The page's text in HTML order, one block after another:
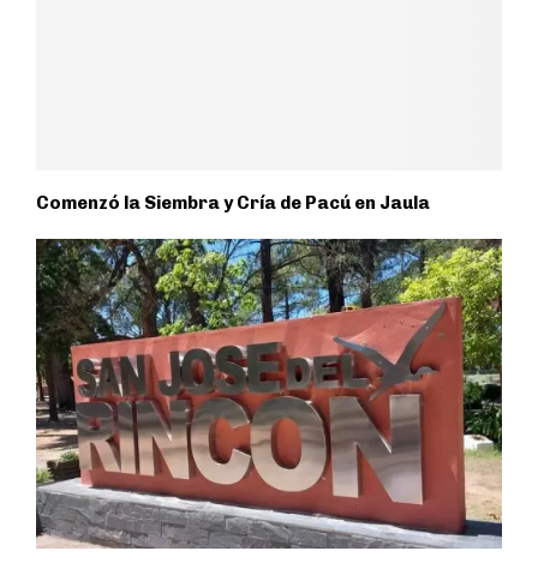
Comenzó la Siembra y Cría de Pacú en Jaula